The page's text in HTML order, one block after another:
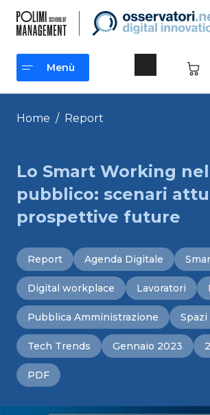
contenuto
Menù
Menù
Home / Report
Lo Smart Working
pubblico: scenari
prospettive future
Report Agenda Digitale
Digital workplace Lavoratori
Pubblica Amministrazione Spazi
Tech Trends Gennaio 2023
PDF